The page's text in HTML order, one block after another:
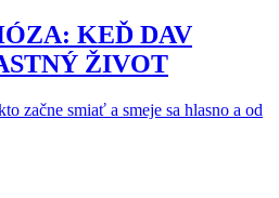
KEĎ DAV
ŽIVOT
začne smiať a smeje sa hlasno a od